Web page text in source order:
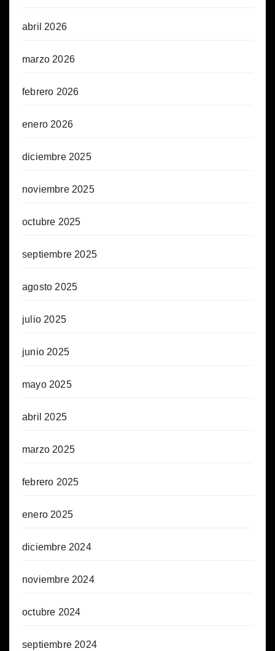
abril 2026
marzo 2026
febrero 2026
enero 2026
diciembre 2025
noviembre 2025
octubre 2025
septiembre 2025
agosto 2025
julio 2025
junio 2025
mayo 2025
abril 2025
marzo 2025
febrero 2025
enero 2025
diciembre 2024
noviembre 2024
octubre 2024
septiembre 2024